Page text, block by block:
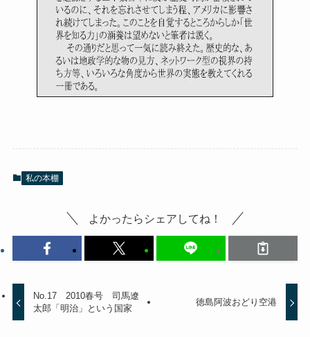
私の本棚
よかったらシェアしてね！
No.17 2010春号 司馬遼
太郎「明治」という国家
徳島阿波おどり空港